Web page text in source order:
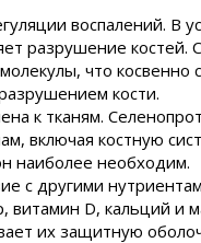
воспалений. В
разрушение костей.
что
кости.
к тканям.
включая костную
наиболее необходим.
с другими
витамин D, кальций и
их защитную